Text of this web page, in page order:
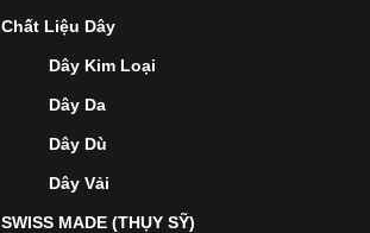
Chất Liệu Dây
Dây Kim Loại
Dây Da
Dây Dù
Dây Vải
SWISS MADE (THỤY SỸ)